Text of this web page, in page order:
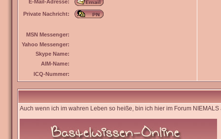
E-Mail-Adresse:
Private Nachricht:
MSN Messenger:
Yahoo Messenger:
Skype Name:
AIM-Name:
ICQ-Nummer:
Auch wenn ich im wahren Leben so heiße, bin ich hier im Forum NIEMALS